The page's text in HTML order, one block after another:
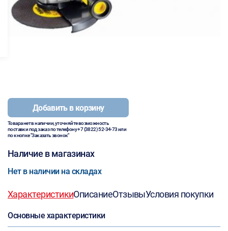
Добавить в корзину
Товара нет в наличии, уточняйте возможность
поставки под заказ по телефону+7 (3822) 52-34-73или
по кнопке "Заказать звонок"
Наличие в магазинах
Нет в наличии на складах
ХарактеристикиОписаниеОтзывыУсловия покупки
Основные характеристики